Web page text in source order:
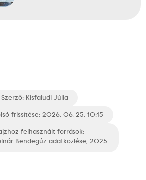
Szerző: Kisfaludi Júlia
frissítése: 2026. 06. 25. 10:15
felhasznált források:
Bendegúz adatközlése, 2025.